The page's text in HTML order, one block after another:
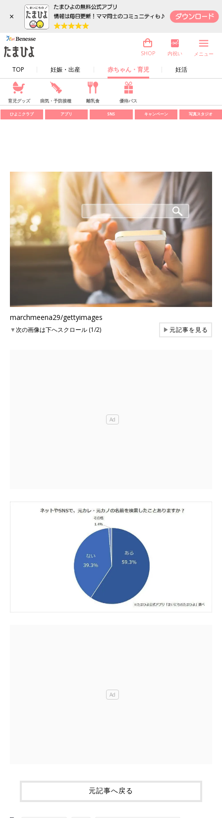
×
TOP 妊娠・出産 赤ちゃん・育児 妊活
SHOP 内祝い メニュー
育児グッズ 病気・予防接種 離乳食 優待パス
ひよこクラブ アプリ SNS キャンペーン 写真スタジオ
marchmeena29/gettyimages
▼次の画像は下へスクロール (1/2) ▶元記事を見る
元記事へ戻る